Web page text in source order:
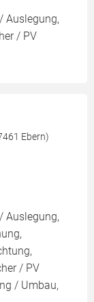
Auslegung,
/ PV
Ebern)
Auslegung,
/ PV
/ Umbau,